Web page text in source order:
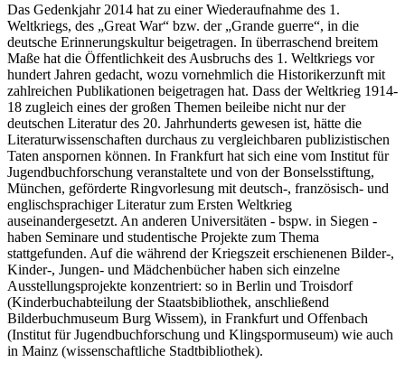
Das Gedenkjahr 2014 hat zu einer Wiederaufnahme des 1.
Weltkriegs, des „Great War“ bzw. der „Grande guerre“, in die
deutsche Erinnerungskultur beigetragen. In überraschend breitem
Maße hat die Öffentlichkeit des Ausbruchs des 1. Weltkriegs vor
hundert Jahren gedacht, wozu vornehmlich die Historikerzunft mit
zahlreichen Publikationen beigetragen hat. Dass der Weltkrieg 1914-
18 zugleich eines der großen Themen beileibe nicht nur der
deutschen Literatur des 20. Jahrhunderts gewesen ist, hätte die
Literaturwissenschaften durchaus zu vergleichbaren publizistischen
Taten anspornen können. In Frankfurt hat sich eine vom Institut für
Jugendbuchforschung veranstaltete und von der Bonselsstiftung,
München, geförderte Ringvorlesung mit deutsch-, französisch- und
englischsprachiger Literatur zum Ersten Weltkrieg
auseinandergesetzt. An anderen Universitäten - bspw. in Siegen -
haben Seminare und studentische Projekte zum Thema
stattgefunden. Auf die während der Kriegszeit erschienenen Bilder-,
Kinder-, Jungen- und Mädchenbücher haben sich einzelne
Ausstellungsprojekte konzentriert: so in Berlin und Troisdorf
(Kinderbuchabteilung der Staatsbibliothek, anschließend
Bilderbuchmuseum Burg Wissem), in Frankfurt und Offenbach
(Institut für Jugendbuchforschung und Klingspormuseum) wie auch
in Mainz (wissenschaftliche Stadtbibliothek).